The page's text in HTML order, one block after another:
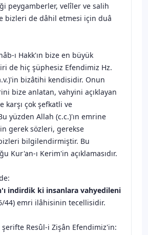
peygamberler, velîler ve salih
bizleri de dâhil etmesi için duâ
ı Hakk'ın bize en büyük
de hiç şüphesiz Efendimiz Hz.
bizâtihi kendisidir. Onun
bize anlatan, vahyini açıklayan
karşı çok şefkatli ve
yüzden Allah (c.c.)'ın emrine
gerek sözleri, gerekse
bilgilendirmiştir. Bu
Kur'an-ı Kerim'in açıklamasıdır.
indirdik ki insanlara vahyedileni
44) emri ilâhisinin tecellisidir.
Resûl-i Zişân Efendimiz'in: